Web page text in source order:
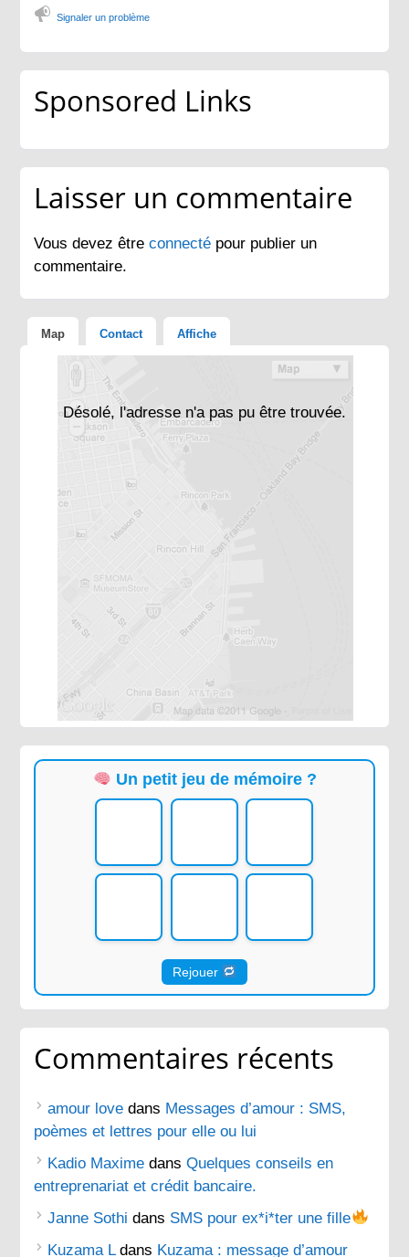
Signaler un problème
Sponsored Links
Laisser un commentaire
Vous devez êtreconnecté pour publier un
commentaire.
Map Contact Affiche
Désolé, l'adresse n'a pas pu être trouvée.
Un petit jeu de mémoire ?
Rejouer
Commentaires récents
amour love dans Messages d’amour : SMS,
poèmes et lettres pour elle ou lui
Kadio Maxime dansQuelques conseils en
entreprenariat et crédit bancaire.
Janne Sothi dans SMS pour ex*i*ter une fille
Kuzama Ldans Kuzama : message d’amour